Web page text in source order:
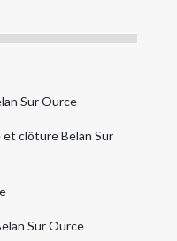
Sur Ource
clôture Belan Sur
Sur Ource